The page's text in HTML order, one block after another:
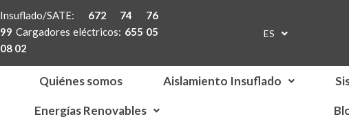
Insuflado/SATE: 672 74 76
99 Cargadores eléctricos: 655 05
08 02
ES
EN
Quiénes somos Aislamiento Insuflado
Energías Renovables